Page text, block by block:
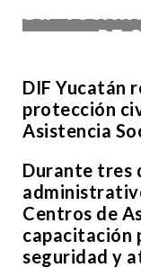
DIF
DE
DIF Yucatán
protección
Asistencia
Durante tres
Centros de
capacitación
seguridad y